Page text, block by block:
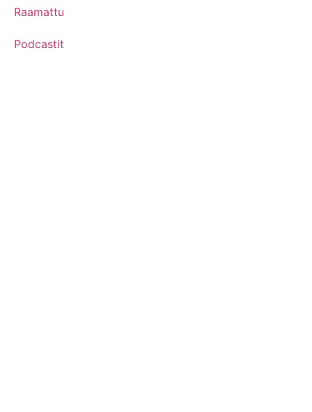
Raamattu
Podcastit